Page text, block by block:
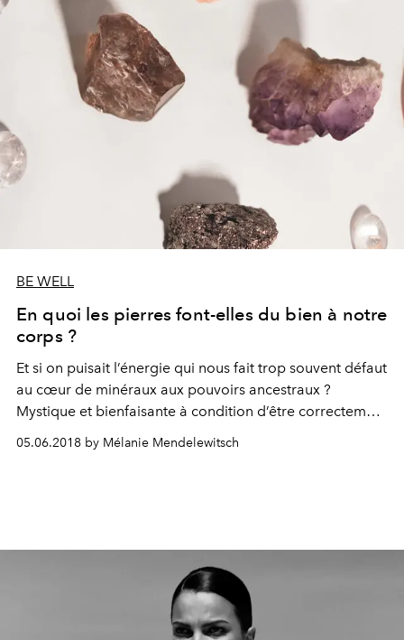
BE WELL
En quoi les pierres font-elles du bien à notre
corps ?
Et si on puisait l’énergie qui nous fait trop souvent défaut
au cœur de minéraux aux pouvoirs ancestraux ?
Mystique et bienfaisante à condition d’être correctement
pratiquée, la lithothérapie séduit de plus en plus.
05.06.2018 by Mélanie Mendelewitsch